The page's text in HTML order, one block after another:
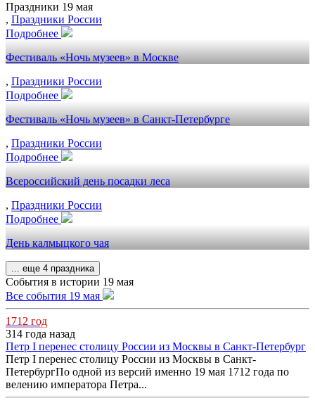
Праздники 19 мая
, Праздники России
Подробнее
Фестиваль «Ночь музеев» в Москве
, Праздники России
Подробнее
Фестиваль «Ночь музеев» в Санкт-Петербурге
, Праздники России
Подробнее
Всероссийский день посадки леса
, Праздники России
Подробнее
День калмыцкого чая
... еще 4 праздника
События в истории 19 мая
Все события 19 мая
1712 год
314 года назад
Петр I перенес столицу России из Москвы в Санкт-Петербург
Петр I перенес столицу России из Москвы в Санкт-
ПетербургПо одной из версий именно 19 мая 1712 года по
велению императора Петра...